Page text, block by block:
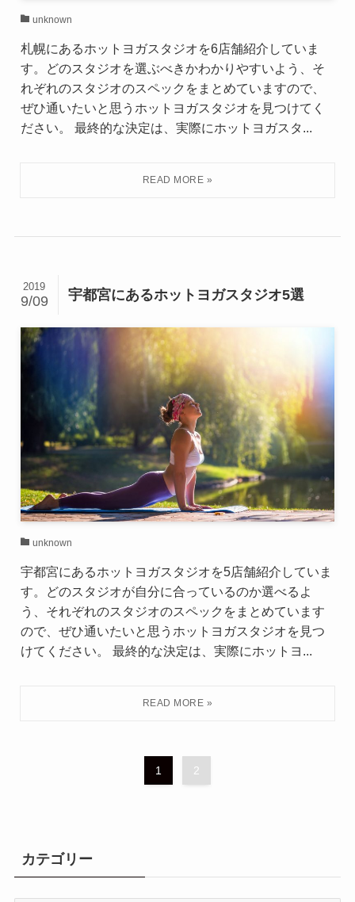
unknown
札幌にあるホットヨガスタジオを6店舗紹介していま
す。どのスタジオを選ぶべきかわかりやすいよう、そ
れぞれのスタジオのスペックをまとめていますので、
ぜひ通いたいと思うホットヨガスタジオを見つけてく
ださい。 最終的な決定は、実際にホットヨガスタ...
宇都宮にあるホットヨガスタジオ5選
2019
9/09
unknown
宇都宮にあるホットヨガスタジオを5店舗紹介していま
す。どのスタジオが自分に合っているのか選べるよ
う、それぞれのスタジオのスペックをまとめています
ので、ぜひ通いたいと思うホットヨガスタジオを見つ
けてください。 最終的な決定は、実際にホットヨ...
1 2
カテゴリー